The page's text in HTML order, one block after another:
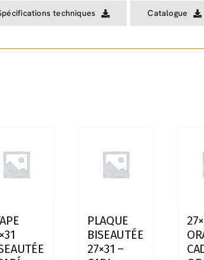
techniques Catalogue
PLAQUE
BISEAUTÉE
27×31 –